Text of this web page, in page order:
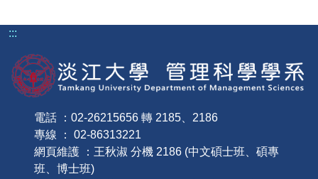
:::
電話 ：02-26215656 轉 2185、2186
專線 ： 02-86313221
網頁維護 ：王秋淑 分機 2186 (中文碩士班、碩專
班、博士班)